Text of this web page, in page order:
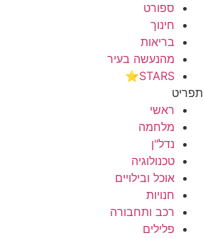
ספורט
חינוך
בריאות
מהנעשה בעיר
STARS⭐
תפריט
ראשי
מלחמה
נדל"ן
טכנולוגיה
אוכל ובילויים
חנויות
רכב ותחבורה
פלילים